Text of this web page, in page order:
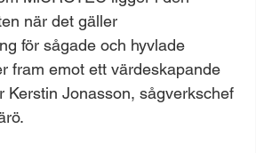
när det gäller
för sågade och hyvlade
fram emot ett värdeskapande
Kerstin Jonasson, sågverkschef